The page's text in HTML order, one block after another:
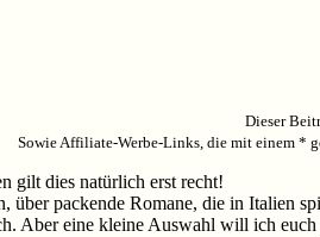
Dieser
Sowie Affiliate-Werbe-Links, die mit einem *
gilt dies natürlich erst recht!
über packende Romane, die in Italien
Aber eine kleine Auswahl will ich euch